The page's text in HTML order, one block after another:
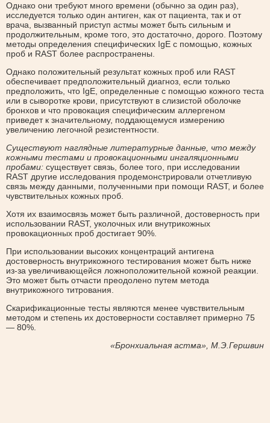
Однако они требуют много времени (обычно за один раз),
исследуется только один антиген, как от пациента, так и от
врача, вызванный приступ астмы может быть сильным и
продолжительным, кроме того, это достаточно, дорого. Поэтому
методы определения специфических IgE с помощью, кожных
проб и RAST более распространены.
Однако положительный результат кожных проб или RAST
обеспечивает предположительный диагноз, если только
предположить, что IgE, определенные с помощью кожного теста
или в сыворотке крови, присутствуют в слизистой оболочке
бронхов и что провокация специфическим аллергеном
приведет к значительному, поддающемуся измерению
увеличению легочной резистентности.
Существуют наглядные литературные данные, что между
кожными тестами и провокационными ингаляционными
пробами: существует связь, более того, при исследовании
RAST другие исследования продемонстрировали отчетливую
связь между данными, полученными при помощи RAST, и более
чувствительных кожных проб.
Хотя их взаимосвязь может быть различной, достоверность при
использовании RAST, уколочных или внутрикожных
провокационных проб достигает 90%.
При использовании высоких концентраций антигена
достоверность внутрикожного тестирования может быть ниже
из-за увеличивающейся ложноположительной кожной реакции.
Это может быть отчасти преодолено путем метода
внутрикожного титрования.
Скарификационные тесты являются менее чувствительным
методом и степень их достоверности составляет примерно 75
— 80%.
«Бронхиальная астма», М.Э.Гершвин